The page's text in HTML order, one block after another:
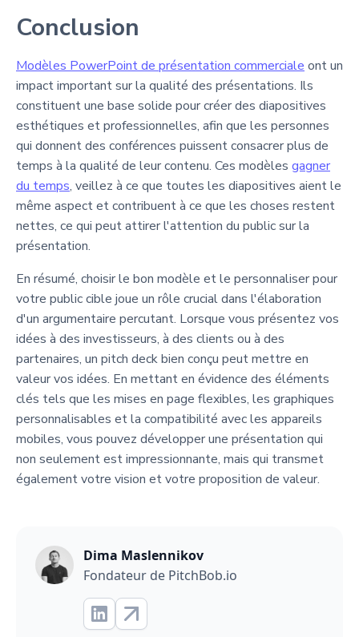
Conclusion
Modèles PowerPoint de présentation commerciale ont un
impact important sur la qualité des présentations. Ils
constituent une base solide pour créer des diapositives
esthétiques et professionnelles, afin que les personnes
qui donnent des conférences puissent consacrer plus de
temps à la qualité de leur contenu. Ces modèles gagner
du temps, veillez à ce que toutes les diapositives aient le
même aspect et contribuent à ce que les choses restent
nettes, ce qui peut attirer l'attention du public sur la
présentation.
En résumé, choisir le bon modèle et le personnaliser pour
votre public cible joue un rôle crucial dans l'élaboration
d'un argumentaire percutant. Lorsque vous présentez vos
idées à des investisseurs, à des clients ou à des
partenaires, un pitch deck bien conçu peut mettre en
valeur vos idées. En mettant en évidence des éléments
clés tels que les mises en page flexibles, les graphiques
personnalisables et la compatibilité avec les appareils
mobiles, vous pouvez développer une présentation qui
non seulement est impressionnante, mais qui transmet
également votre vision et votre proposition de valeur.
Dima Maslennikov
Fondateur de PitchBob.io